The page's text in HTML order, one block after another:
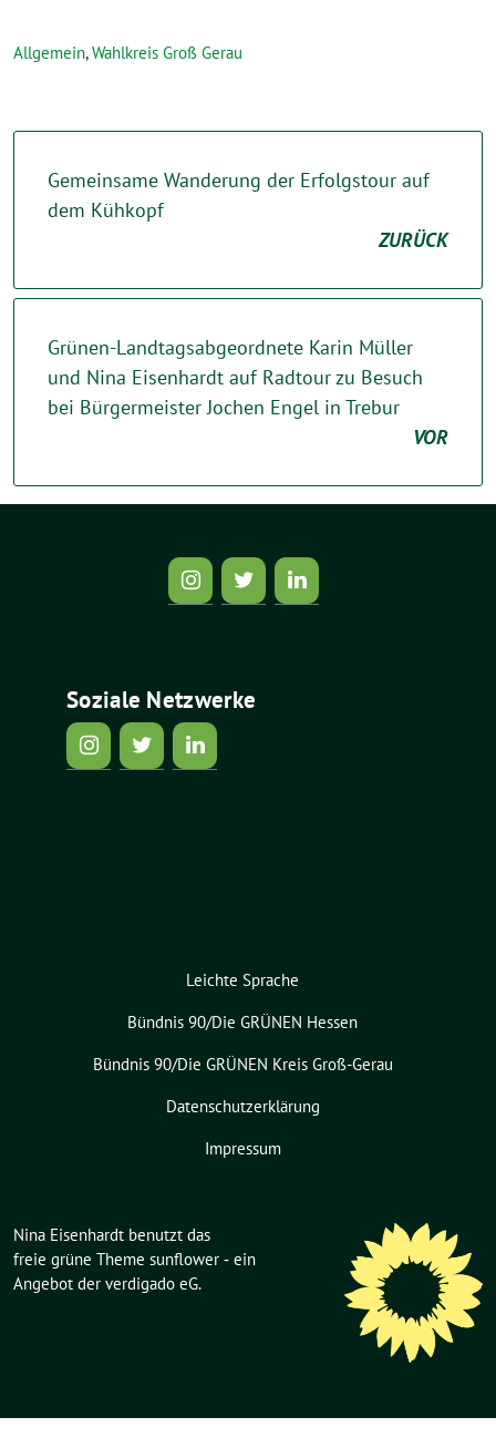
Allgemein,Wahlkreis Groß Gerau
Gemeinsame Wanderung der Erfolgstour auf
dem Kühkopf
ZURÜCK
Grünen-Landtagsabgeordnete Karin Müller
und Nina Eisenhardt auf Radtour zu Besuch
bei Bürgermeister Jochen Engel in Trebur
VOR
Soziale Netzwerke
Leichte Sprache
Bündnis 90/Die GRÜNEN Hessen
Bündnis 90/Die GRÜNEN Kreis Groß-Gerau
Datenschutzerklärung
Impressum
Nina Eisenhardt benutzt das
freie grüne Theme sunflower ‐ ein
Angebot der verdigado eG.